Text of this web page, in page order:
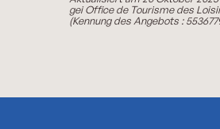
gei Office de Tourisme des
(Kennung des Angebots :